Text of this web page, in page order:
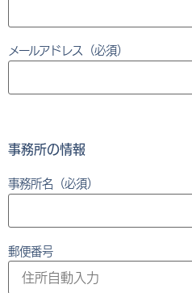
メールアドレス（必須）
事務所の情報
事務所名（必須）
郵便番号